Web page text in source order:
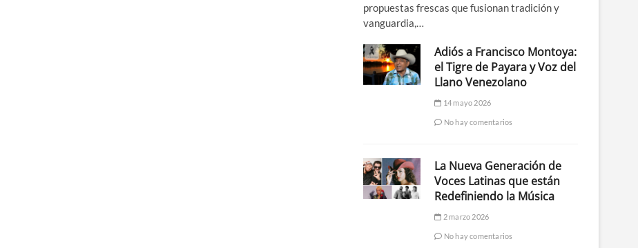
propuestas frescas que fusionan tradición y
vanguardia,…
Adiós a Francisco Montoya:
el Tigre de Payara y Voz del
Llano Venezolano
14 mayo 2026
No hay comentarios
La Nueva Generación de
Voces Latinas que están
Redefiniendo la Música
2 marzo 2026
No hay comentarios